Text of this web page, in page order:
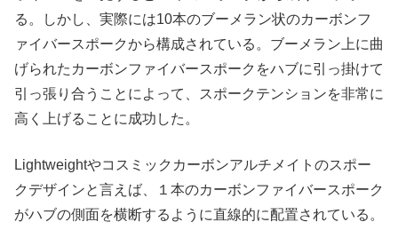
る。しかし、実際には10本のブーメラン状のカーボンフ
ァイバースポークから構成されている。ブーメラン上に曲
げられたカーボンファイバースポークをハブに引っ掛けて
引っ張り合うことによって、スポークテンションを非常に
高く上げることに成功した。
Lightweightやコスミックカーボンアルチメイトのスポー
クデザインと言えば、１本のカーボンファイバースポーク
がハブの側面を横断するように直線的に配置されている。